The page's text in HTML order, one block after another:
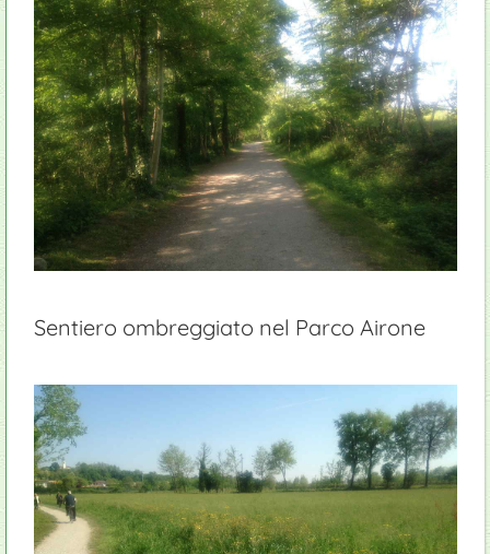
Sentiero ombreggiato nel Parco Airone